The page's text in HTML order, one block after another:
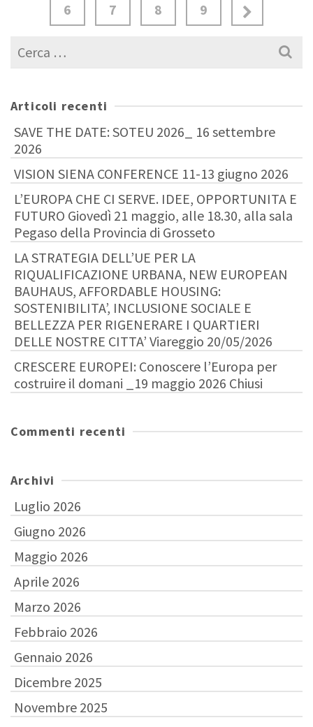
6 7 8
9
Cerca
per:
Articoli recenti
SAVE THE DATE: SOTEU 2026_ 16 settembre
2026
VISION SIENA CONFERENCE 11-13 giugno 2026
L’EUROPA CHE CI SERVE. IDEE, OPPORTUNITA E
FUTURO Giovedì 21 maggio, alle 18.30, alla sala
Pegaso della Provincia di Grosseto
LA STRATEGIA DELL’UE PER LA
RIQUALIFICAZIONE URBANA, NEW EUROPEAN
BAUHAUS, AFFORDABLE HOUSING:
SOSTENIBILITA’, INCLUSIONE SOCIALE E
BELLEZZA PER RIGENERARE I QUARTIERI
DELLE NOSTRE CITTA’ Viareggio 20/05/2026
CRESCERE EUROPEI: Conoscere l’Europa per
costruire il domani _19 maggio 2026 Chiusi
Commenti recenti
Archivi
Luglio 2026
Giugno 2026
Maggio 2026
Aprile 2026
Marzo 2026
Febbraio 2026
Gennaio 2026
Dicembre 2025
Novembre 2025